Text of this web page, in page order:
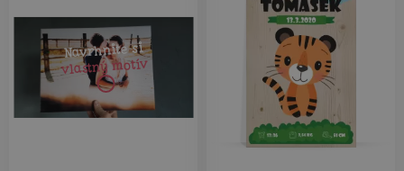
Navrhnite si
vlastný motív